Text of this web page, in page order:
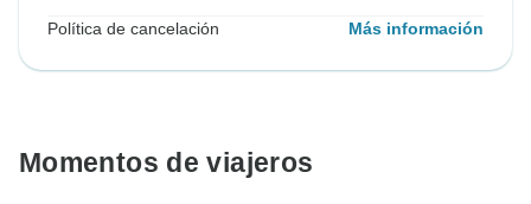
Política de cancelación Más información
Momentos de viajeros